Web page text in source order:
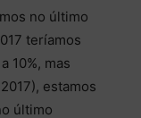
no último
teríamos
10%, mas
estamos
último